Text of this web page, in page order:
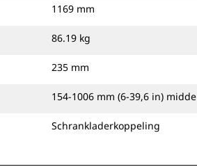
1169 mm
86.19 kg
235 mm
154-1006 mm (6-39,6 in)
Schrankladerkoppeling